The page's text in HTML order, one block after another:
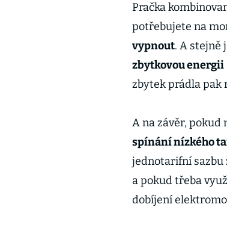
Pračka
potřebujete na
vypnout. A stejně
zbytkovou energii
zbytek prádla pak
A na závěr, pokud
spínání nízkého
jednotarifní sazbu
a pokud třeba
dobíjení